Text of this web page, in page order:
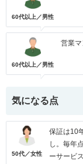
60代以上／男性
60代以上／男性
営業マ
気になる点
50代／女性
保証は10
し。毎年
ーサービ